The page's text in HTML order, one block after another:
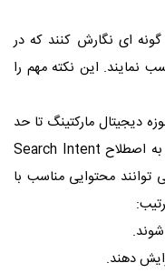
ای نگارش کنند که در
این نکته مهم را
دیجیتال مارکتینگ تا حد
اصطلاح Search Intent
توانند محتوایی مناسب با
دهند.